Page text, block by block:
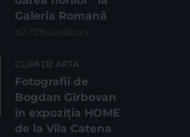
Galeria Romană
62.728 vizualizari
CLIPA DE ARTA
Fotografii de
Bogdan Gîrbovan
în expoziția HOME
de la Vila Catena